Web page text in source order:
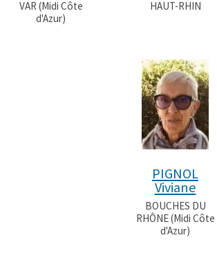
VAR (Midi Côte
d'Azur)
HAUT-RHIN
PIGNOL
Viviane
BOUCHES DU
RHÔNE (Midi Côte
d'Azur)